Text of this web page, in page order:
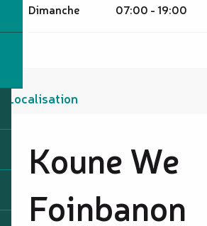
Dimanche 07:00 - 19:00
Localisation
Koune We
Foinbanon